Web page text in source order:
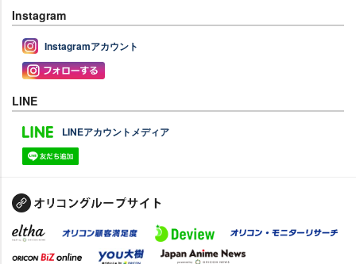
Instagram
Instagramアカウント
LINE
LINEアカウントメディア